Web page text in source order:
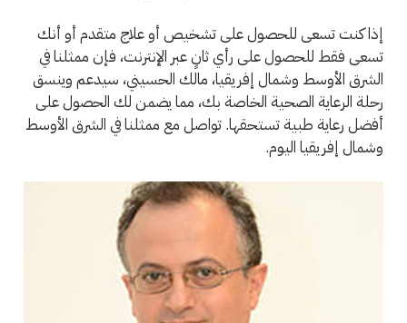
إذا كنت تسعى للحصول على تشخيص أو علاج متقدم أو أنك
تسعى فقط للحصول على رأي ثانٍ عبر الإنترنت، فإن ممثلنا في
الشرق الأوسط وشمال إفريقيا، مالك الحسيني، سيدعم وينسق
رحلة الرعاية الصحية الخاصة بك، مما يضمن لك الحصول على
أفضل رعاية طبية تستحقها. تواصل مع ممثلنا في الشرق الأوسط
وشمال إفريقيا اليوم.